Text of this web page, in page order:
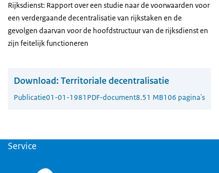
Rijksdienst: Rapport over een studie naar de voorwaarden voor
een verdergaande decentralisatie van rijkstaken en de
gevolgen daarvan voor de hoofdstructuur van de rijksdienst en
zijn feitelijk functioneren
Download: Territoriale decentralisatie
Publicatie01-01-1981 PDF-document8.51 MB106 pagina's
Service